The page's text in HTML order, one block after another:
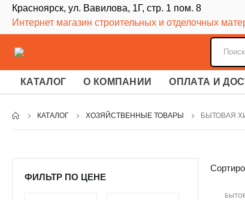
Красноярск, ул. Вавилова, 1Г, стр. 1 пом. 8
Интернет магазин строительных и отделочных
КАТАЛОГ О КОМПАНИИ ОПЛАТА И
КАТАЛОГ ХОЗЯЙСТВЕННЫЕ ТОВАРЫ БЫТОВАЯ
ФИЛЬТР ПО ЦЕНЕ